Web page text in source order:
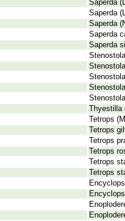
Saperda
Saperda
Saperda
Saperda
Saperda
Tetrops
Tetrops
Tetrops
Tetrops
Tetrops
Tetrops